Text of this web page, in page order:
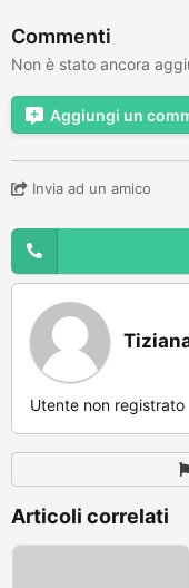
Commenti
Non è stato ancora
Aggiungi un
Invia ad un amico
Utente non registrato
Articoli correlati